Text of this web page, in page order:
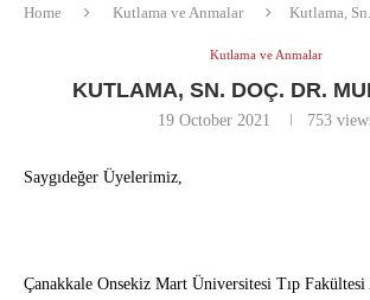
Home Kutlama ve Anmalar Kutlama,
Kutlama ve Anmalar
KUTLAMA, SN. DOÇ. DR.
19 October 2021 753
Saygıdeğer Üyelerimiz,
Çanakkale Onsekiz Mart Üniversitesi Tıp